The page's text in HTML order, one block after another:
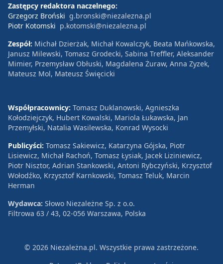
Zastępcy redaktora naczelnego:
Grzegorz Broński g.bronski@niezalezna.pl
Piotr Kotomski p.kotomski@niezalezna.pl
Zespół: Michał Dzierżak, Michał Kowalczyk, Beata Mańkowska,
Janusz Milewski, Tomasz Grodecki, Sabina Treffler, Aleksander
Mimier, Przemysław Obłuski, Magdalena Żuraw, Anna Zyzek,
Mateusz Mol, Mateusz Święcicki
Współpracownicy: Tomasz Duklanowski, Agnieszka
Kołodziejczyk, Hubert Kowalski, Mariola Łukawska, Jan
Przemyłski, Natalia Wasilewska, Konrad Wysocki
Publicyści: Tomasz Sakiewicz, Katarzyna Gójska, Piotr
Lisiewicz, Michał Rachoń, Tomasz Łysiak, Jacek Liziniewicz,
Piotr Nisztor, Adrian Stankowski, Antoni Rybczyński, Krzysztof
Wołodźko, Krzysztof Karnkowski, Tomasz Teluk, Marcin
Herman
Wydawca: Słowo Niezależne Sp. z o.o.
Filtrowa 63 / 43, 02-056 Warszawa, Polska
© 2026 Niezależna.pl. Wszystkie prawa zastrzeżone.